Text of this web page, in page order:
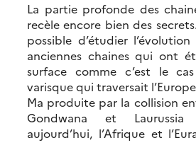
La partie profonde des
recèle encore bien des
possible d’étudier
anciennes chaines qui ont
surface comme c’est le
varisque qui traversait
Ma produite par la collision
Gondwana et Laurussia
aujourd’hui, l’Afrique et